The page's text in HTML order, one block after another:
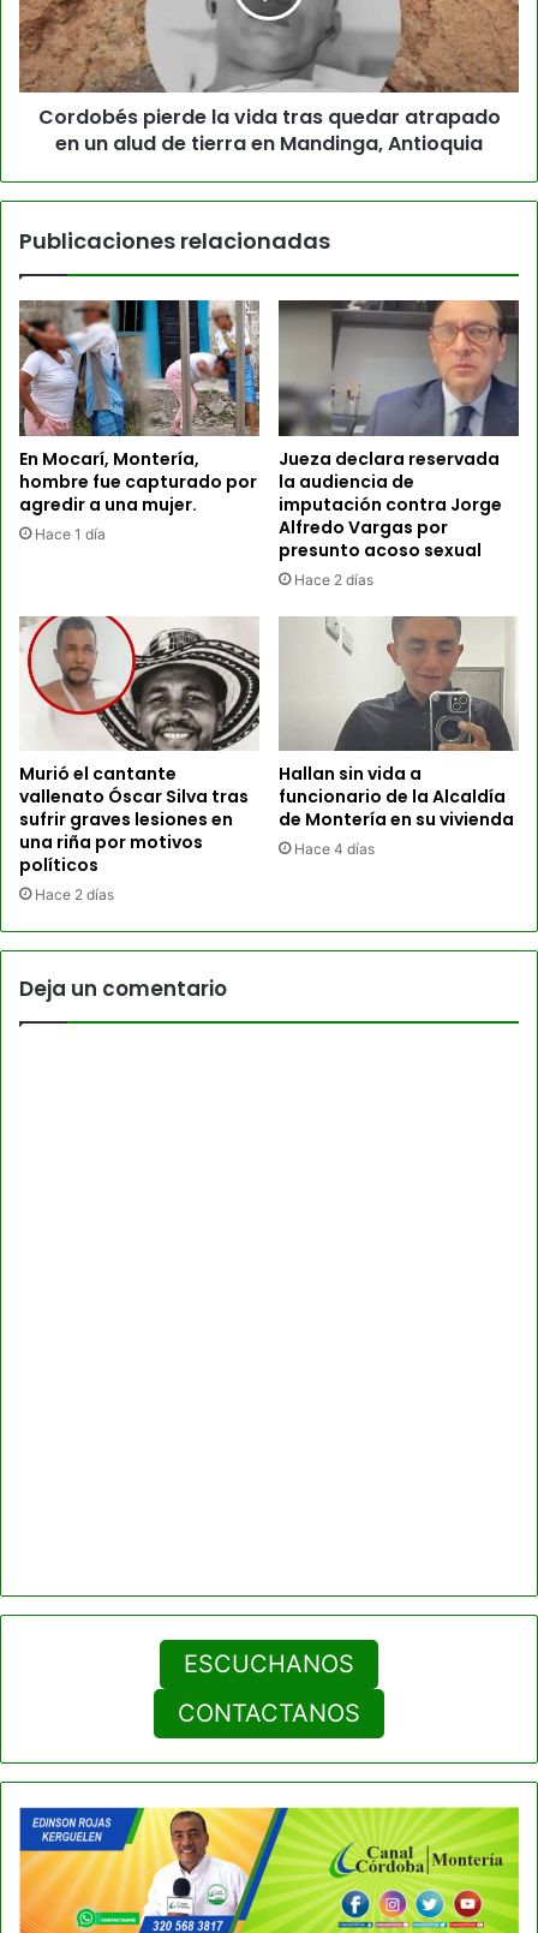
Cordobés pierde la vida tras quedar atrapado
en un alud de tierra en Mandinga, Antioquia
Publicaciones relacionadas
En Mocarí, Montería,
hombre fue capturado por
agredir a una mujer.
Hace 1 día
Jueza declara reservada
la audiencia de
imputación contra Jorge
Alfredo Vargas por
presunto acoso sexual
Hace 2 días
Murió el cantante
vallenato Óscar Silva tras
sufrir graves lesiones en
una riña por motivos
políticos
Hace 2 días
Hallan sin vida a
funcionario de la Alcaldía
de Montería en su vivienda
Hace 4 días
Deja un comentario
ESCUCHANOS
CONTACTANOS